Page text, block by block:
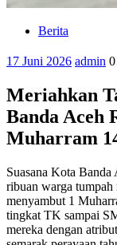
Berita
Category
17 Juni 202617
2026
admin
Meriahkan
Banda Aceh
Muharram
Suasana Kota Banda Aceh tampak begitu meriah dan khidmat saat
ribuan warga
menyambut 1
tingkat TK sampai
mereka dengan